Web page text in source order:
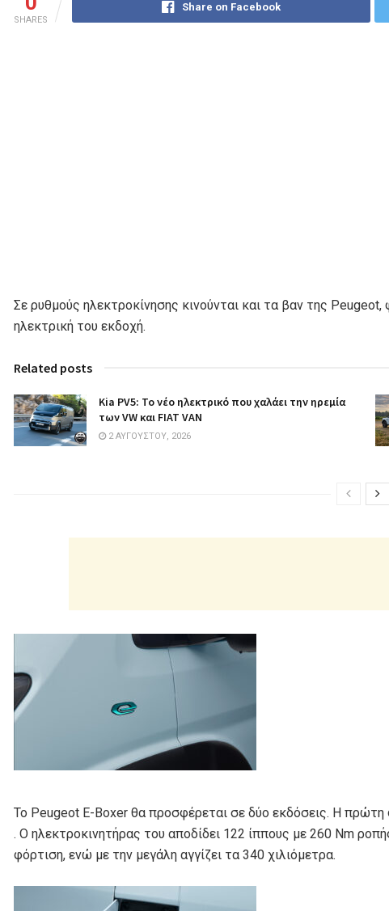
SHARES
Share on Facebook
Σε ρυθμούς ηλεκτροκίνησης κινούνται και τα βαν της
ηλεκτρική του εκδοχή.
Related posts
Kia PV5: Το νέο ηλεκτρικό που χαλάει την ηρεμία
των VW και FIAT VAN
2 ΑΥΓΟΎΣΤΟΥ, 2026
Το Peugeot E-Boxer θα προσφέρεται σε δύο εκδόσεις. Η πρώτη
. Ο ηλεκτροκινητήρας του αποδίδει 122 ίππους με 260 Nm
φόρτιση, ενώ με την μεγάλη αγγίζει τα 340 χιλιόμετρα.